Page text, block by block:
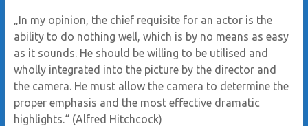
„In my opinion, the chief requisite for an actor is the
ability to do nothing well, which is by no means as easy
as it sounds. He should be willing to be utilised and
wholly integrated into the picture by the director and
the camera. He must allow the camera to determine the
proper emphasis and the most effective dramatic
highlights.“ (Alfred Hitchcock)